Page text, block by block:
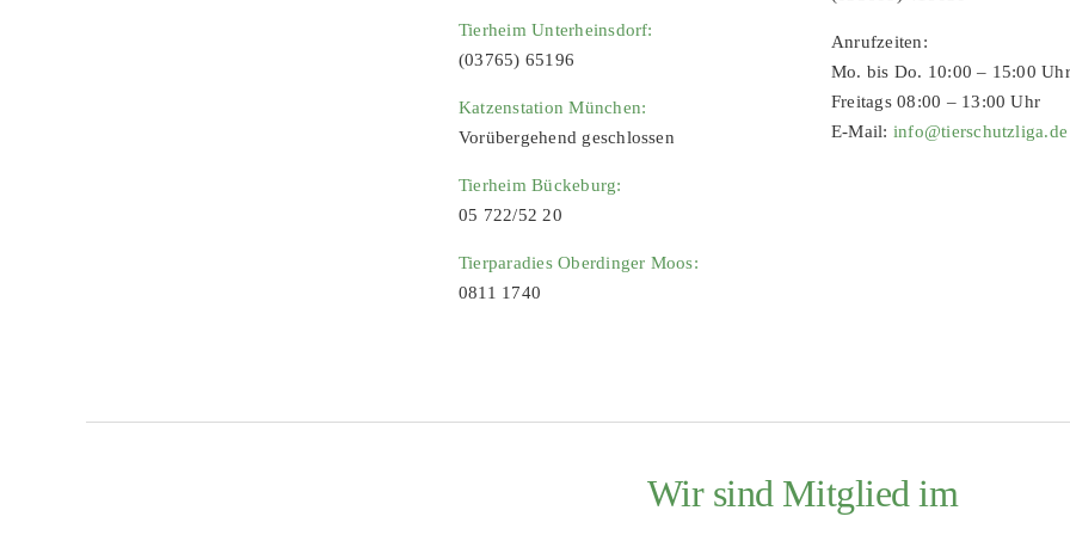
Tierheim Unterheinsdorf:
(03765) 65196
Katzenstation München:
Vorübergehend geschlossen
Tierheim Bückeburg:
05 722/52 20
Tierparadies Oberdinger Moos:
0811 1740
Anrufzeiten:
Mo. bis Do. 10:00 – 15:00 Uhr
Freitags 08:00 – 13:00 Uhr
E-Mail: info@tierschutzliga.de
Wir sind Mitglied im